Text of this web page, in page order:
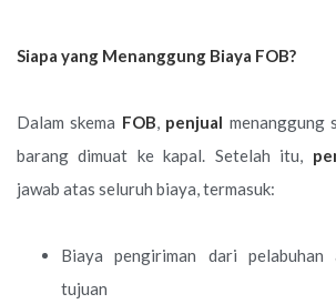
Siapa yang Menanggung Biaya FOB?
Dalam skema FOB, penjual menanggung
barang dimuat ke kapal. Setelah itu,
jawab atas seluruh biaya, termasuk:
Biaya pengiriman dari pelabuhan
tujuan